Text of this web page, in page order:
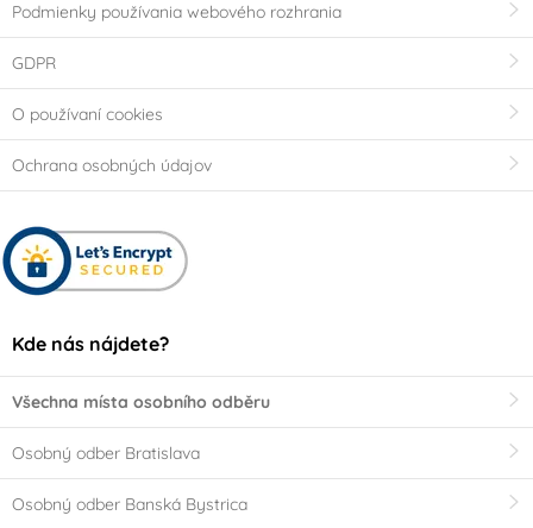
Podmienky používania webového rozhrania
GDPR
O používaní cookies
Ochrana osobných údajov
Kde nás nájdete?
Všechna místa osobního odběru
Osobný odber Bratislava
Osobný odber Banská Bystrica